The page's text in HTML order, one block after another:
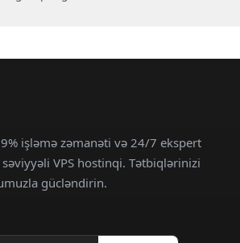
işləmə zəmanəti və 24/7 ekspert
VPS hostinqi. Tətbiqlərinizi
gücləndirin.